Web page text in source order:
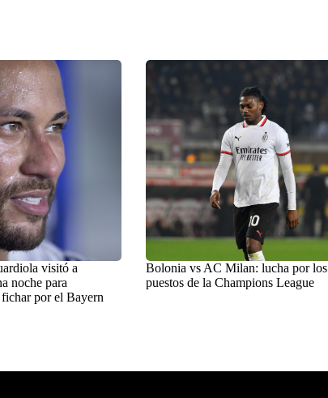
visitó a
noche para
por el Bayern
Bolonia vs AC Milan: lucha por los
puestos de la Champions League